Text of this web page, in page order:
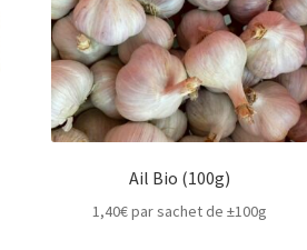
Ail Bio (100g)
1,40€par sachet de ±100g